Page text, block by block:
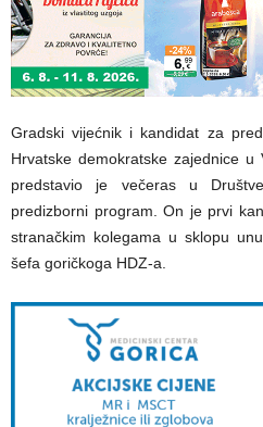
Gradski vijećnik i kandidat za
Hrvatske demokratske zajednice u
predstavio je večeras u
predizborni program. On je prvi
stranačkim kolegama u sklopu
šefa goričkoga HDZ-a.